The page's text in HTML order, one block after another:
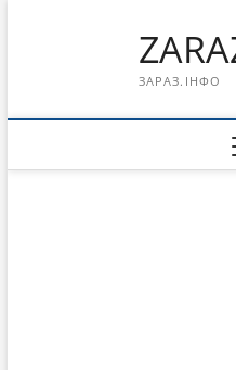
ЗАРАЗ.ІНФО